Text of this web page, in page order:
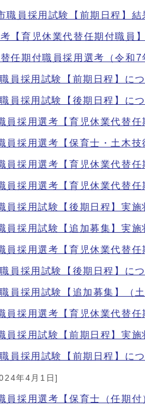
員採用試験【前期日程】結
【育児休業代替任期付職員
任期付職員採用選考（令和
員採用試験【前期日程】に
員採用試験【後期日程】に
員採用選考【育児休業代替
員採用選考【保育士・土木
員採用選考【育児休業代替
員採用選考【育児休業代替
員採用試験【後期日程】実施
員採用試験【追加募集】実施
員採用選考【育児休業代替
員採用試験【後期日程】に
員採用試験【追加募集】（
員採用選考【育児休業代替
員採用試験【前期日程】実施
員採用試験【前期日程】に
年4月1日]
員採用選考【保育士（任期付